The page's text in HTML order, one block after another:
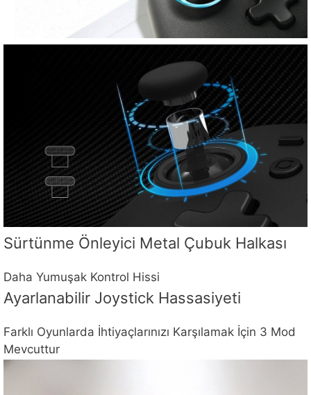
Sürtünme Önleyici Metal Çubuk Halkası
Daha Yumuşak Kontrol Hissi
Ayarlanabilir Joystick Hassasiyeti
Farklı Oyunlarda İhtiyaçlarınızı Karşılamak İçin 3 Mod
Mevcuttur